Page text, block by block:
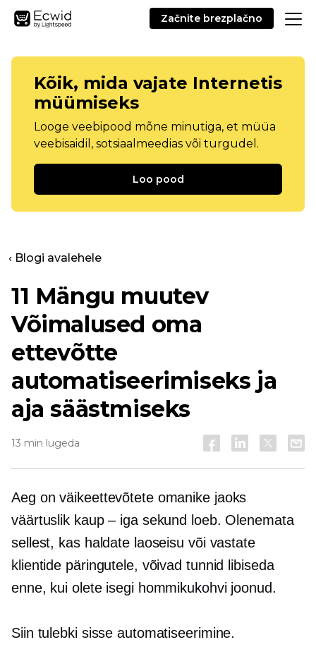
Začnite brezplačno
Kõik, mida vajate Internetis
müümiseks
Looge veebipood mõne minutiga, et müüa
veebisaidil, sotsiaalmeedias või turgudel.
Loo pood
‹ Blogi avalehele
11 Mängu muutev
Võimalused oma
ettevõtte
automatiseerimiseks ja
aja säästmiseks
13 min lugeda
Aeg on väikeettevõtete omanike jaoks
väärtuslik kaup – iga sekund loeb. Olenemata
sellest, kas haldate laoseisu või vastate
klientide päringutele, võivad tunnid libiseda
enne, kui olete isegi hommikukohvi joonud.
Siin tulebki sisse automatiseerimine.